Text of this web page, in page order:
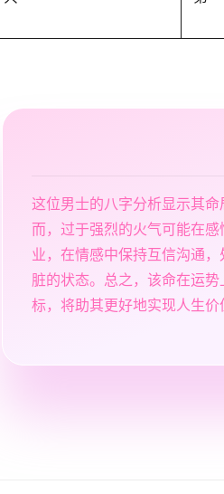
这位男士的八字分析显示其
而，过于强烈的火气可能在
业，在情感中保持互信沟通
脏的状态。总之，该命在运
标，将助其更好地实现人生价